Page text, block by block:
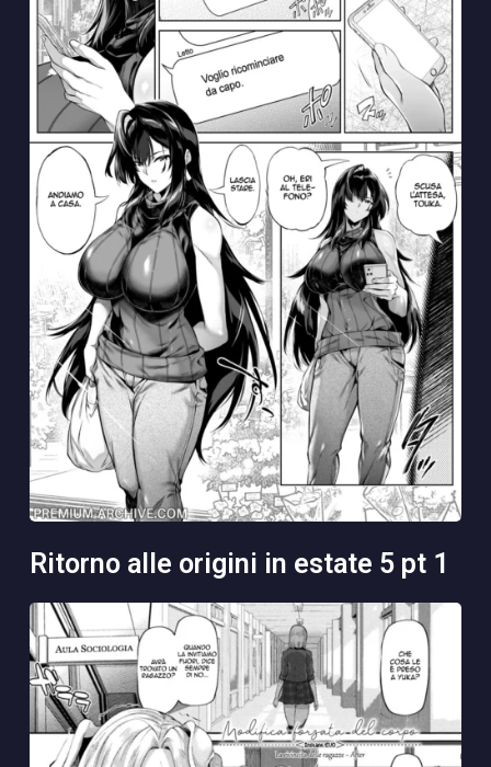
ritorno alle origini in estate 5 pt 1